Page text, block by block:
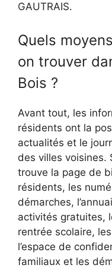
GAUTRAIS.
Quels
on trouver
Bois ?
Avant tout, les
résidents ont la
actualités et le
des villes voisines.
trouve la page de
résidents, les
démarches,
activités gratuites,
rentrée scolaire,
l’espace de
familiaux et les